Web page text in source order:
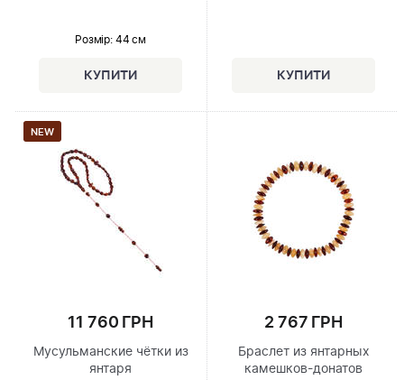
Розмір: 44 см
NEW
11 760 ГРН
Мусульманские чётки из
янтаря
2 767 ГРН
Браслет из янтарных
камешков-донатов